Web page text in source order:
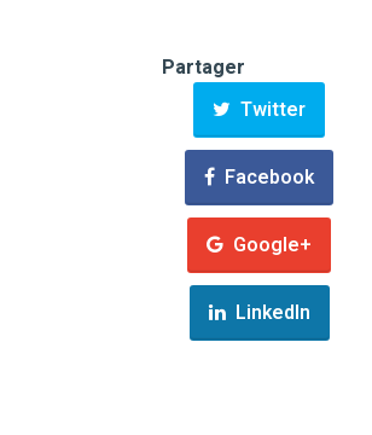
Partager
Twitter
Facebook
Google+
LinkedIn